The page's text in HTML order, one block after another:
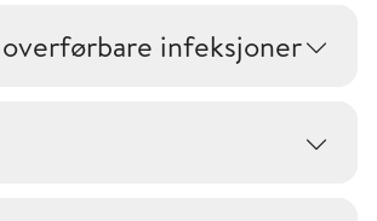
infeksjoner